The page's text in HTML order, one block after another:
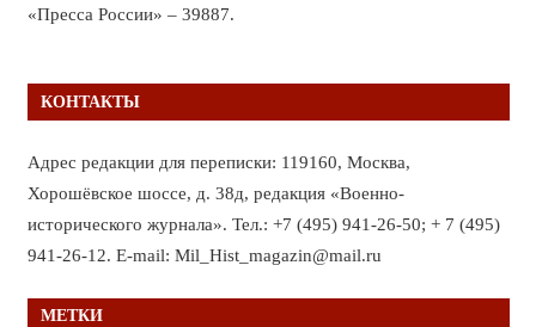
«Пресса России» – 39887.
КОНТАКТЫ
Адрес редакции для переписки: 119160, Москва,
Хорошёвское шоссе, д. 38д, редакция «Военно-
исторического журнала». Тел.: +7 (495) 941-26-50; + 7 (495)
941-26-12. E-mail: Mil_Hist_magazin@mail.ru
МЕТКИ